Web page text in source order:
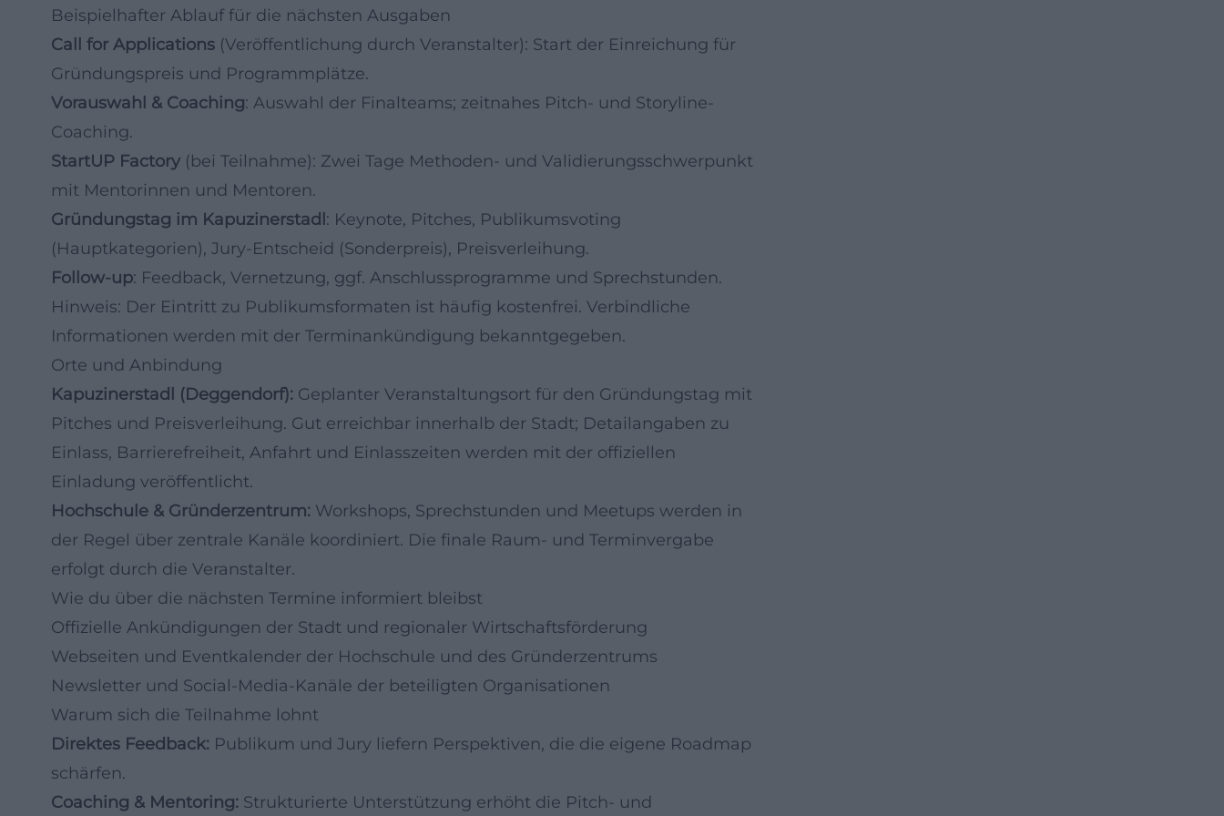
Beispielhafter Ablauf für die nächsten Ausgaben
Call for Applications (Veröffentlichung durch Veranstalter): Start der Einreichung für
Gründungspreis und Programmplätze.
Vorauswahl & Coaching: Auswahl der Finalteams; zeitnahes Pitch- und Storyline-
Coaching.
StartUP Factory (bei Teilnahme): Zwei Tage Methoden- und Validierungsschwerpunkt
mit Mentorinnen und Mentoren.
Gründungstag im Kapuzinerstadl : Keynote, Pitches, Publikumsvoting
(Hauptkategorien), Jury-Entscheid (Sonderpreis), Preisverleihung.
Follow-up: Feedback, Vernetzung, ggf. Anschlussprogramme und Sprechstunden.
Hinweis: Der Eintritt zu Publikumsformaten ist häufig kostenfrei. Verbindliche
Informationen werden mit der Terminankündigung bekanntgegeben.
Orte und Anbindung
Kapuzinerstadl (Deggendorf): Geplanter Veranstaltungsort für den Gründungstag mit
Pitches und Preisverleihung. Gut erreichbar innerhalb der Stadt; Detailangaben zu
Einlass, Barrierefreiheit, Anfahrt und Einlasszeiten werden mit der offiziellen
Einladung veröffentlicht.
Hochschule & Gründerzentrum: Workshops, Sprechstunden und Meetups werden in
der Regel über zentrale Kanäle koordiniert. Die finale Raum- und Terminvergabe
erfolgt durch die Veranstalter.
Wie du über die nächsten Termine informiert bleibst
Offizielle Ankündigungen der Stadt und regionaler Wirtschaftsförderung
Webseiten und Eventkalender der Hochschule und des Gründerzentrums
Newsletter und Social-Media-Kanäle der beteiligten Organisationen
Warum sich die Teilnahme lohnt
Direktes Feedback: Publikum und Jury liefern Perspektiven, die die eigene Roadmap
schärfen.
Coaching & Mentoring: Strukturierte Unterstützung erhöht die Pitch- und